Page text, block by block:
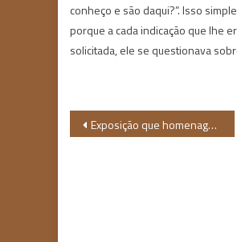
conheço e são daqui?”. Isso
porque a cada indicação que lhe
solicitada, ele se questionava
Navegação
Exposição que homenageia a Rainha da Ciranda chega a Fortaleza